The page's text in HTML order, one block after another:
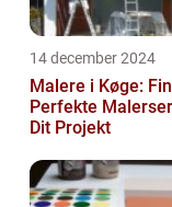
14 december 2024
Malere i Køge:
Perfekte
Dit Projekt